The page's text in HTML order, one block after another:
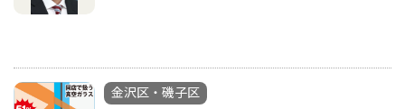
金沢区・磯子区